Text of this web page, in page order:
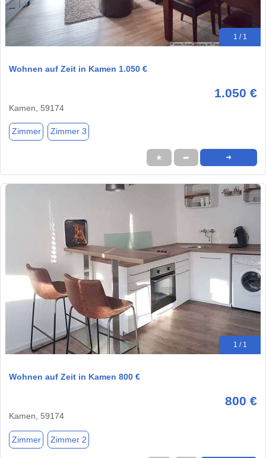
1 / 1
Wohnen auf Zeit in Kamen 1.050 €
1.050 €
Kamen, 59174
Zimmer Zimmer 3
★ ➦ ➜
1 / 1
Wohnen auf Zeit in Kamen 800 €
800 €
Kamen, 59174
Zimmer Zimmer 2